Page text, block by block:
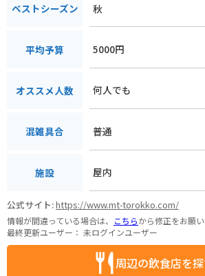
ベストシーズン 秋
平均予算 5000円
オススメ人数 何人でも
混雑具合 普通
施設 屋内
公式サイト:https://www.mt-torokko.com/
情報が間違っている場合は、 こちらから修正をお願い
最終更新ユーザー： 未ログインユーザー
周辺の飲食店を